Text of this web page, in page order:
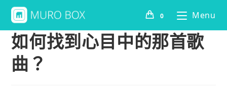
0 Menu
如何找到心目中的那首歌
曲？